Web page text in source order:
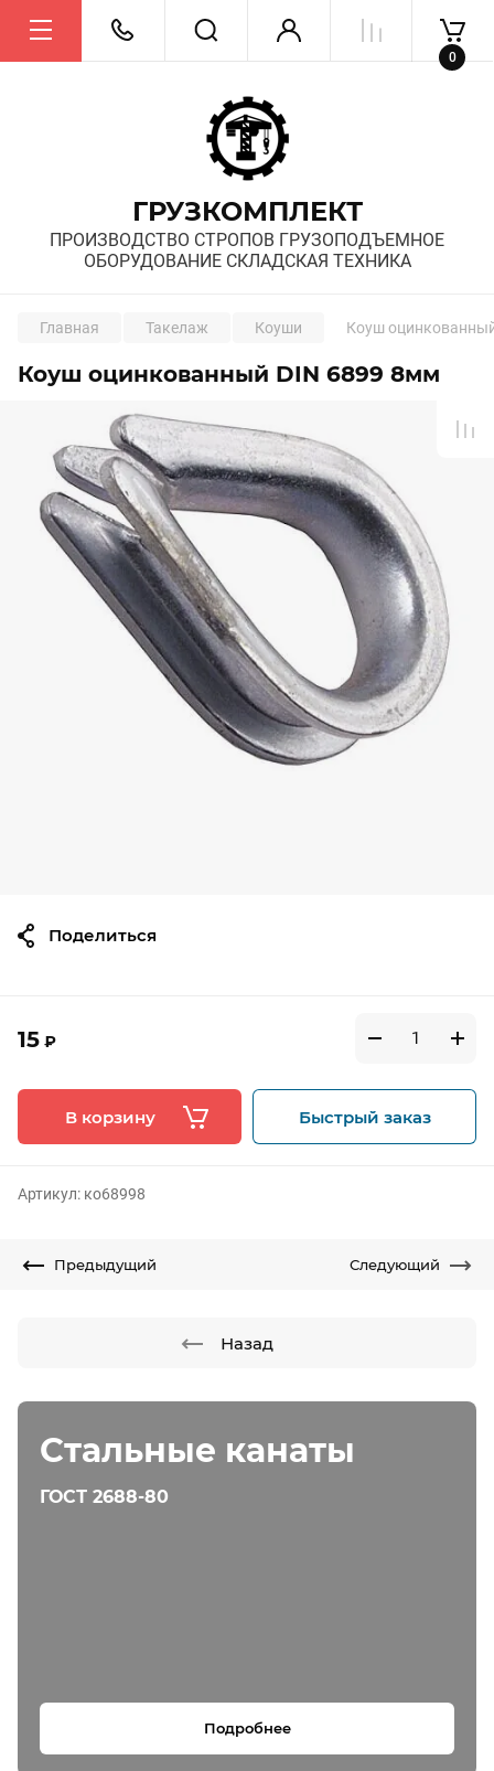
ГРУЗКОМПЛЕКТ
ПРОИЗВОДСТВО СТРОПОВ ГРУЗОПОДЪЕМНОЕ
ОБОРУДОВАНИЕ СКЛАДСКАЯ ТЕХНИКА
0
Стальные канаты
ГОСТ 2688-80
Подробнее
Главная Такелаж Коуши Коуш
Коуш оцинкованный DIN 6899 8мм
15 ₽
В корзину Быстрый заказ
Артикул: ко68998
Поделиться
Предыдущий Следующий
Назад